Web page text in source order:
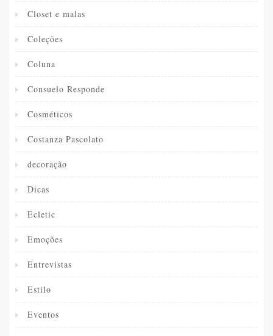
Closet e malas
Coleções
Coluna
Consuelo Responde
Cosméticos
Costanza Pascolato
decoração
Dicas
Ecletic
Emoções
Entrevistas
Estilo
Eventos